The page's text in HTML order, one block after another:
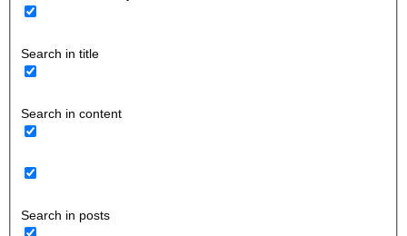
Search in title
Search in content
Search in posts